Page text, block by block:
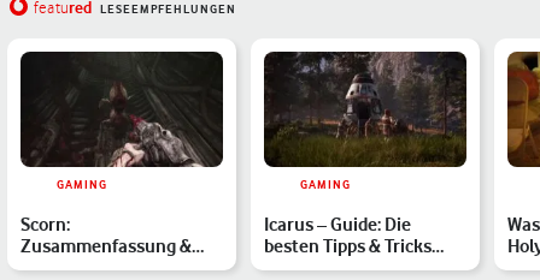
featured LESEEMPFEHLUNGEN
GAMING
Scorn:
Zusammenfassung &
Erklärung des Story-
GAMING
Icarus – Guide: Die
besten Tipps & Tricks
zum Survival-Game für